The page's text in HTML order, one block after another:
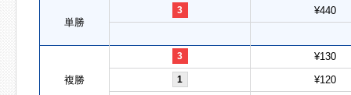
単勝
3 ¥440
複勝
3 ¥130
1 ¥120